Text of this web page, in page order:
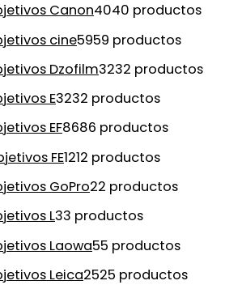
Canon4040 productos
cine5959 productos
Dzofilm3232 productos
E3232 productos
EF8686 productos
FE1212 productos
GoPro22 productos
L33 productos
Laowa55 productos
Leica2525 productos